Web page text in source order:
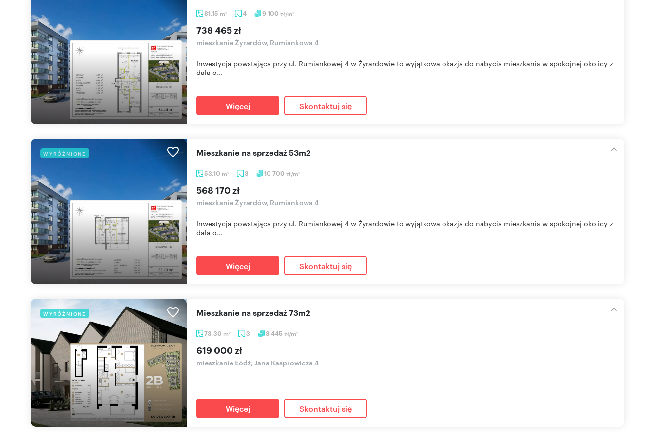
81,15 m2 4 9 100 zł/m2
738 465 zł
mieszkanie Żyrardów, Rumiankowa 4
Inwestycja powstająca przy ul. Rumiankowej 4 w Żyrardowie to wyjątkowa okazja do nabycia mieszkania w spokojnej okolicy z
dala o...
Więcej Skontaktuj się
WYRÓŻNIONE
53,10 m2 3 10 700 zł/m2
mieszkanie na sprzedaż 53m2
568 170 zł
mieszkanie Żyrardów, Rumiankowa 4
Inwestycja powstająca przy ul. Rumiankowej 4 w Żyrardowie to wyjątkowa okazja do nabycia mieszkania w spokojnej okolicy z
dala o...
Więcej Skontaktuj się
WYRÓŻNIONE
73,30 m2 3 8 445 zł/m2
mieszkanie na sprzedaż 73m2
619 000 zł
mieszkanie Łódź, Jana Kasprowicza 4
Więcej Skontaktuj się